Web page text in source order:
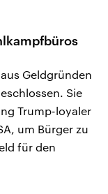
Geldgründen
Sie
Trump-loyaler
um Bürger zu
für den